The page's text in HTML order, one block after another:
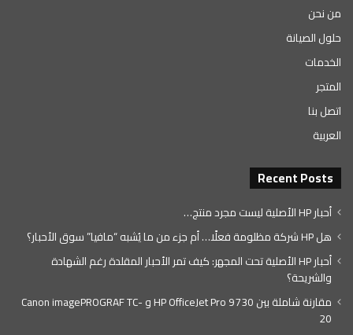
من نحن
حلول الصيانة
الخدمات
المتجر
اتصل بنا
العربية
Recent Posts
أحبار HP الأصلية ليست مجرد منتج…
هل HP شركة مظلومة فعلًا… أم جزء من ما يُشبه “مافيا” سوق الأحبار؟
أحبار HP الأصلية تحت المجهر: كيف تمر الأحبار المقلدة رغم الشهادة
والشريحة؟
مقارنة شاملة بين HP OfficeJet Pro 9730 و Canon imagePROGRAF TC-
20